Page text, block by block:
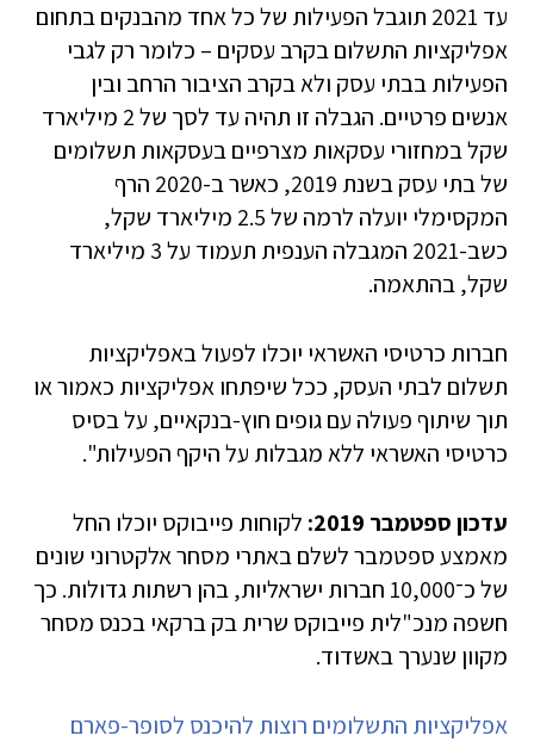
עד 2021 תוגבל הפעילות של כל אחד מהבנקים בתחום
אפליקציות התשלום בקרב עסקים – כלומר רק לגבי
הפעילות בבתי עסק ולא בקרב הציבור הרחב ובין
אנשים פרטיים. הגבלה זו תהיה עד לסך של 2 מיליארד
שקל במחזורי עסקאות מצרפיים בעסקאות תשלומים
של בתי עסק בשנת 2019, כאשר ב-2020 הרף
המקסימלי יועלה לרמה של 2.5 מיליארד שקל,
כשב-2021 המגבלה הענפית תעמוד על 3 מיליארד
שקל, בהתאמה.
חברות כרטיסי האשראי יוכלו לפעול באפליקציות
תשלום לבתי העסק, ככל שיפתחו אפליקציות כאמור או
תוך שיתוף פעולה עם גופים חוץ-בנקאיים, על בסיס
כרטיסי האשראי ללא מגבלות על היקף הפעילות".
עדכון ספטמבר 2019:
לקוחות פייבוקס יוכלו החל
מאמצע ספטמבר לשלם באתרי מסחר אלקטרוני שונים
של כ־10,000 חברות ישראליות, בהן רשתות גדולות. כך
חשפה מנכ"לית פייבוקס שרית בק ברקאי בכנס מסחר
מקוון שנערך באשדוד.
אפליקציות התשלומים רוצות להיכנס לסופר-פארם